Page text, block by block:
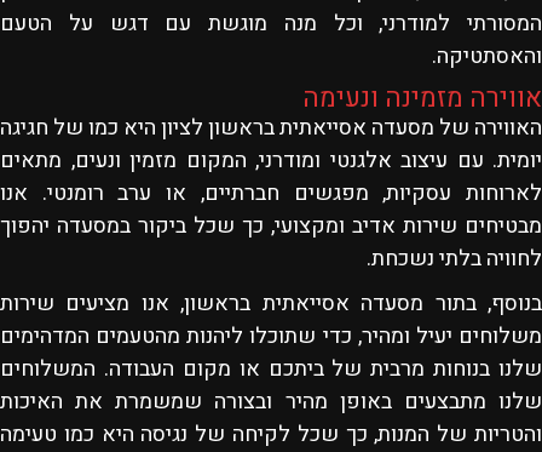
המסורתי למודרני, וכל מנה מוגשת עם דגש על הטעם
והאסתטיקה.
אווירה מזמינה ונעימה
האווירה של מסעדה אסייאתית בראשון לציון היא כמו של חגיגה
יומית. עם עיצוב אלגנטי ומודרני, המקום מזמין ונעים, מתאים
לארוחות עסקיות, מפגשים חברתיים, או ערב רומנטי. אנו
מבטיחים שירות אדיב ומקצועי, כך שכל ביקור במסעדה יהפוך
לחוויה בלתי נשכחת.
בנוסף, בתור מסעדה אסייאתית בראשון, אנו מציעים שירות
משלוחים יעיל ומהיר, כדי שתוכלו ליהנות מהטעמים המדהימים
שלנו בנוחות מרבית של ביתכם או מקום העבודה. המשלוחים
שלנו מתבצעים באופן מהיר ובצורה שמשמרת את האיכות
והטריות של המנות, כך שכל לקיחה של נגיסה היא כמו טעימה